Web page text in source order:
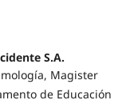
S.A.
Magister
de Educación